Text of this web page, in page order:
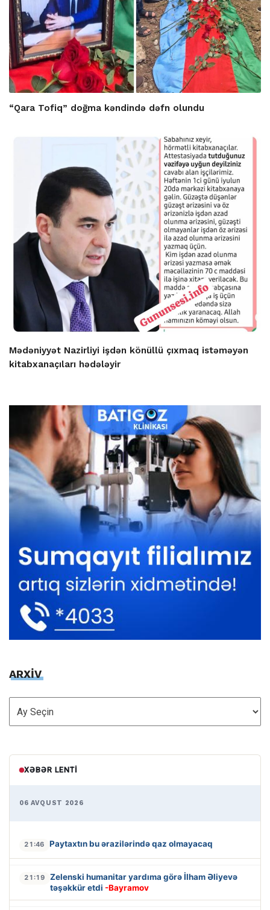
“Qara Tofiq” doğma kəndində dəfn olundu
Mədəniyyət Nazirliyi işdən könüllü çıxmaq istəməyən
kitabxanaçıları hədələyir
ARXİV
ARXİV
XƏBƏR LENTI
06 AVQUST 2026
21:46 Paytaxtın bu ərazilərində qaz olmayacaq
21:19
Zelenski humanitar yardıma görə İlham Əliyevə
təşəkkür etdi -Bayramov